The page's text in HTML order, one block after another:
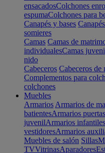
ensacadosColchones
espumaColchones para
Canapés y bases Canapés
somieres
Camas Camas de
individualesCamas
nido
Cabeceros Cabeceros de
Complementos para
colchones
Muebles
Armarios Armarios de
batientesArmarios
juvenilArmarios infantiles
vestidoresArmarios
Muebles de salón Sillas
TVVitrinasAparadores